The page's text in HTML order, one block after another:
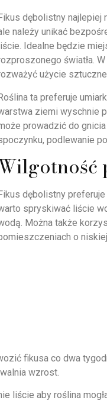
Fikus dębolistny najlepiej
należy unikać
liście. Idealne będzie
światła.
użycie
ta preferuje
ziemi wyschnie
prowadzić do
podlewanie
Fikus dębolistny
spryskiwać liście
Można także
o
fikusa co dwa
wzrost.
liście aby roślina